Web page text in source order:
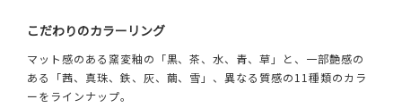
こだわりのカラーリング
マット感のある窯変釉の「黒、茶、水、青、草」と、一部艶感の
ある「茜、真珠、鉄、灰、繭、雪」、異なる質感の11種類のカラ
ーをラインナップ。